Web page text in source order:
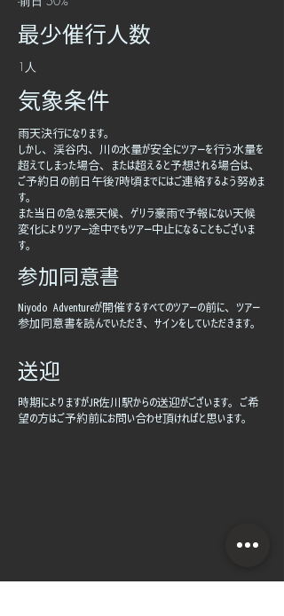
​最少催行人数
​1人
​気象条件
雨天決行になります。
しかし、渓谷内、川の水量が安全にツアーを行う水量を
超えてしまった場合、または超えると予想される場合は、
ご予約日の前日午後7時頃までにはご連絡するよう努めま
す。
​また当日の急な悪天候、ゲリラ豪雨で予報にない天候
変化によりツアー途中でもツアー中止になることもございま
す。
参加同意書
Niyodo Adventureが開催するすべてのツアーの前に、ツアー
参加同意書を読んでいただき、サインをしていただきます。
送迎
時期によりますがJR佐川駅からの送迎がございます。ご希
望の方はご予約前にお問い合わせ頂ければと思います。